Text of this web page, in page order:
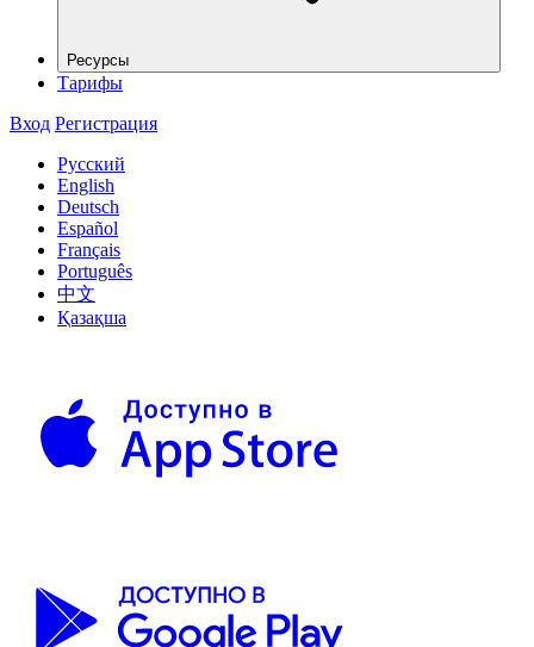
Ресурсы
Тарифы
Вход Регистрация
Русский
English
Deutsch
Español
Français
Português
中文
Қазақша